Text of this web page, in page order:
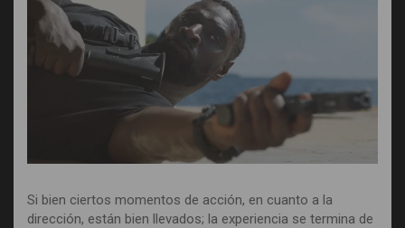
Si bien ciertos momentos de acción, en cuanto a la
dirección, están bien llevados; la experiencia se termina de